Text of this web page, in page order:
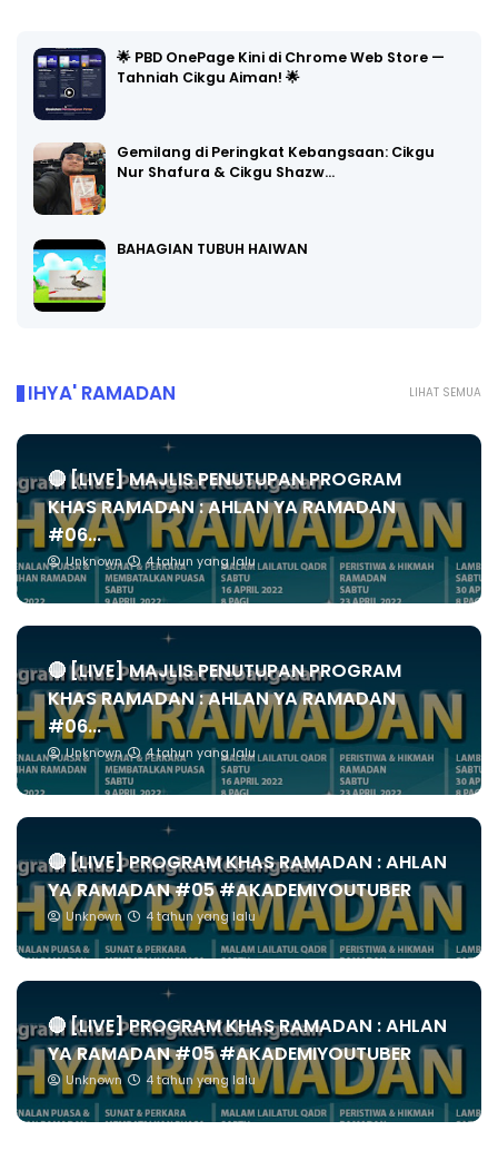
🌟 PBD OnePage Kini di Chrome Web Store —
Tahniah Cikgu Aiman! 🌟
Gemilang di Peringkat Kebangsaan: Cikgu
Nur Shafura & Cikgu Shazw…
BAHAGIAN TUBUH HAIWAN
LIHAT SEMUA
IHYA' RAMADAN
🔴 [LIVE] MAJLIS PENUTUPAN PROGRAM
KHAS RAMADAN : AHLAN YA RAMADAN
#06...
Unknown 4 tahun yang lalu
🔴 [LIVE] MAJLIS PENUTUPAN PROGRAM
KHAS RAMADAN : AHLAN YA RAMADAN
#06...
Unknown 4 tahun yang lalu
🔴 [LIVE] PROGRAM KHAS RAMADAN : AHLAN
YA RAMADAN #05 #AKADEMIYOUTUBER
Unknown 4 tahun yang lalu
🔴 [LIVE] PROGRAM KHAS RAMADAN : AHLAN
YA RAMADAN #05 #AKADEMIYOUTUBER
Unknown 4 tahun yang lalu